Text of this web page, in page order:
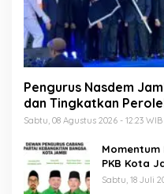
Pengurus Nasdem
dan Tingkatkan
Sabtu, 08 Agustus 2026 - 12:23 WIB
Momentum
PKB Kota
PKB ke-28
Sabtu, 18 Juli